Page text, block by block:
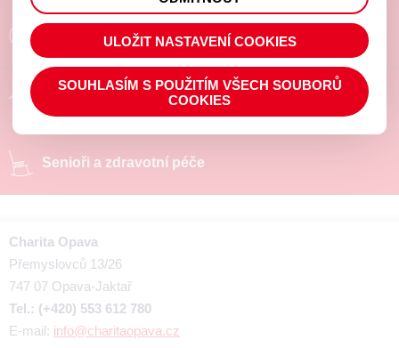
Poradíme a pomůžeme
Chráněné pracoviště
Senioři a zdravotní péče
Charita Opava
Přemyslovců 13/26
747 07 Opava-Jaktař
Tel.: (+420) 553 612 780
E-mail: info@charitaopava.cz
prohlížené zboží apod.
ULOŽIT NASTAVENÍ COOKIES
SOUHLASÍM S POUŽITÍM VŠECH SOUBORŮ
COOKIES